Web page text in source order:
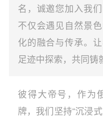
名，诚邀您加入我
不仅会遇见自然景
化的融合与传承。
足迹中探索，共同铸
彼得大帝号，作为
牌，我们坚持“沉浸